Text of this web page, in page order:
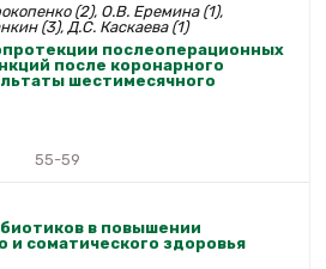
(2), О.В. Еремина (1),
(3), Д.С. Каскаева (1)
послеоперационных
после коронарного
шестимесячного
55-59
в повышении
и соматического здоровья